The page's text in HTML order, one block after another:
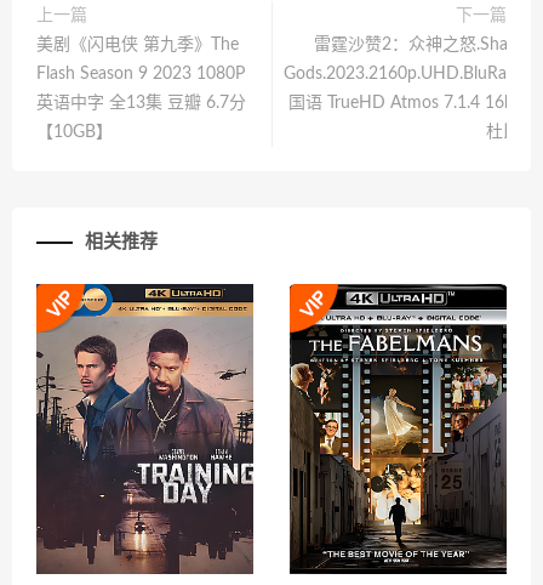
上一篇
美剧《闪电侠 第九季》The
Flash Season 9 2023 1080P
英语中字 全13集 豆瓣 6.7分
【10GB】
下一篇
雷霆沙赞2：众神之怒
国语 TrueHD Atmos 7.1.4 16bit
杜比视
相关推荐